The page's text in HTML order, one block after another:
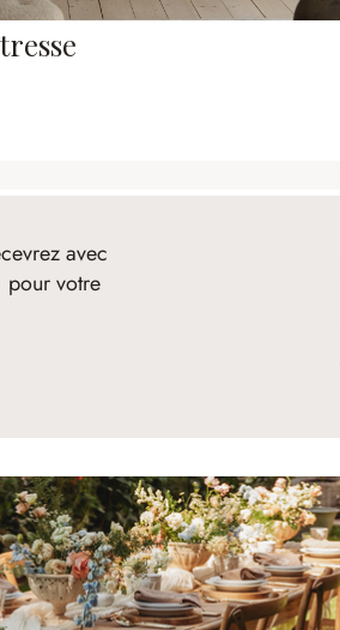
avec
pour votre